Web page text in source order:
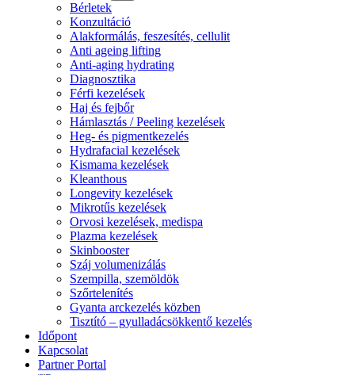
Bérletek
Konzultáció
Alakformálás, feszesítés, cellulit
Anti ageing lifting
Anti-aging hydrating
Diagnosztika
Férfi kezelések
Haj és fejbőr
Hámlasztás / Peeling kezelések
Heg- és pigmentkezelés
Hydrafacial kezelések
Kismama kezelések
Kleanthous
Longevity kezelések
Mikrotűs kezelések
Orvosi kezelések, medispa
Plazma kezelések
Skinbooster
Száj volumenizálás
Szempilla, szemöldök
Szőrtelenítés
Gyanta arckezelés közben
Tisztító – gyulladácsökkentő kezelés
Időpont
Kapcsolat
Partner Portal